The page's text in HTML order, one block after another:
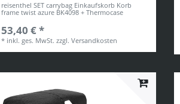
reisenthel SET carrybag Einkaufskorb Korb
frame twist azure BK4098 + Thermocase
53,40 € *
* inkl. ges. MwSt. zzgl.Versandkosten